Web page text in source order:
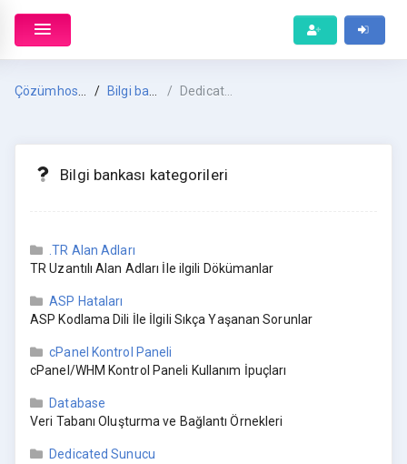
Bilgi bankası Dedicated Sunucu
Bilgi bankası kategorileri
.TR Alan Adları
TR Uzantılı Alan Adları İle ilgili Dökümanlar
ASP Hataları
ASP Kodlama Dili İle İlgili Sıkça Yaşanan Sorunlar
cPanel Kontrol Paneli
cPanel/WHM Kontrol Paneli Kullanım İpuçları
Database
Veri Tabanı Oluşturma ve Bağlantı Örnekleri
Dedicated Sunucu